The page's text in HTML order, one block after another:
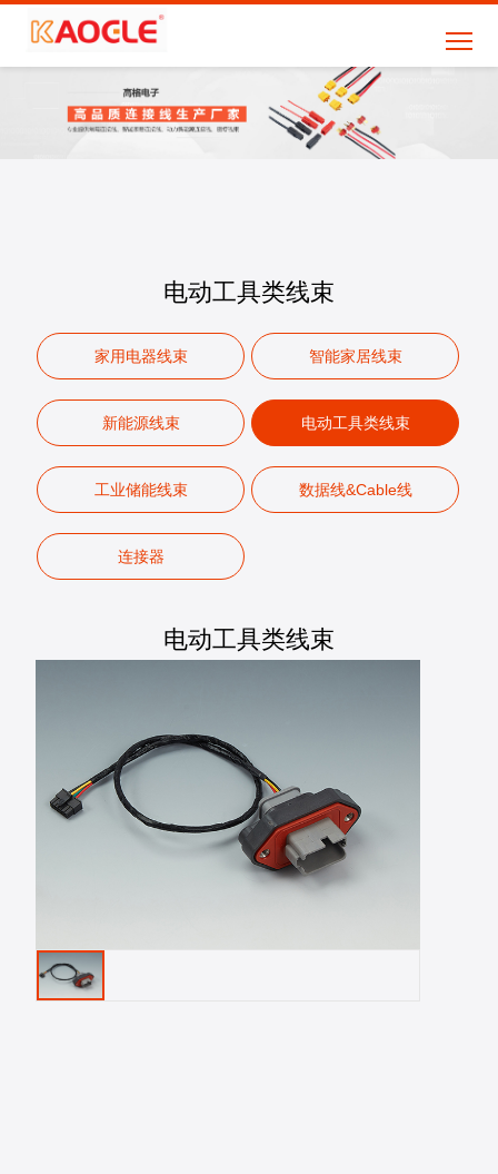
电动工具类线束
家用电器线束 智能家居线束
新能源线束 电动工具类线束
工业储能线束 数据线&Cable线
连接器
电动工具类线束